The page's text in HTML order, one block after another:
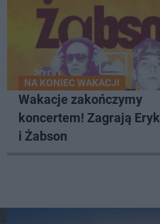
NA KONIEC WAKACJI
Wakacje zakończymy
koncertem! Zagrają
i Żabson